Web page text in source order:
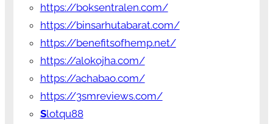
https://boksentralen.com/
https://binsarhutabarat.com/
https://benefitsofhemp.net/
https://alokojha.com/
https://achabao.com/
https://3smreviews.com/
Slotqu88